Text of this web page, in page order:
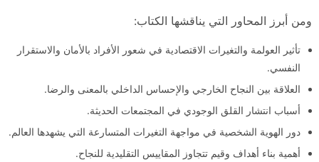
ومن أبرز المحاور التي يناقشها الكتاب:
تأثير العولمة والتغيرات الاقتصادية في شعور الأفراد بالأمان والاستقرار
النفسي.
العلاقة بين النجاح الخارجي والإحساس الداخلي بالمعنى والرضا.
أسباب انتشار القلق الوجودي في المجتمعات الحديثة.
دور الهوية الشخصية في مواجهة التغيرات المتسارعة التي يشهدها العالم.
أهمية بناء أهداف وقيم تتجاوز المقاييس التقليدية للنجاح.